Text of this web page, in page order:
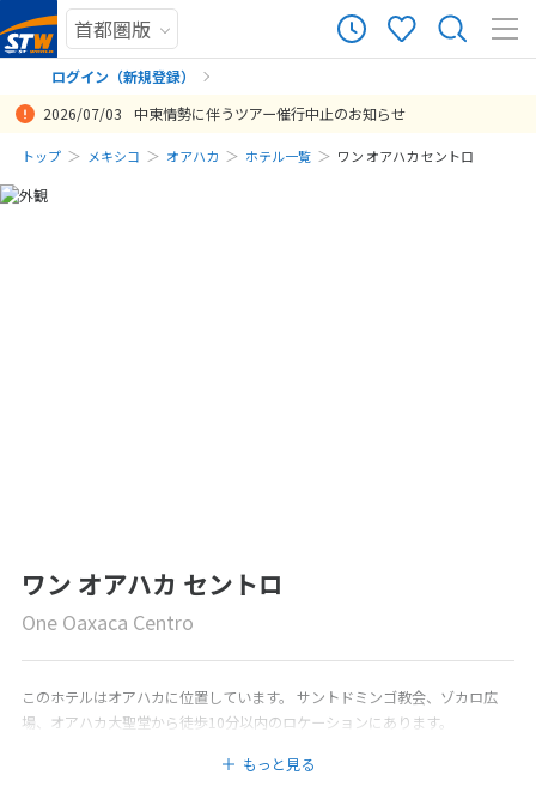
ログイン（新規登録）
まだ履歴がありません
2026/07/03 中東情勢に伴うツアー催行中止のお知らせ
トップ メキシコ オアハカ ホテル一覧 ワン オアハカ セントロ
ワン オアハカ セントロ
One Oaxaca Centro
このホテルはオアハカに位置しています。 サントドミンゴ教会、ゾカロ広
場、オアハカ大聖堂から徒歩10分以内のロケーションにあります。
もっと見る